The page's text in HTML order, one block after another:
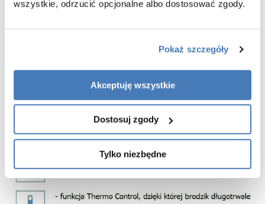
wszystkie, odrzucić opcjonalne albo dostosować zgody.
Pokaż szczegóły
Akceptuję wszystkie
Dostosuj zgody
Tylko niezbędne